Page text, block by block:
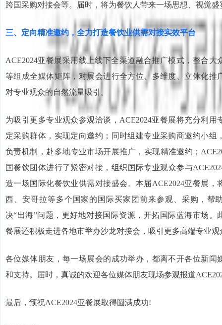
跨国采购对接会等。届时，将为餐饮人带来一场思想、视觉盛
三、定向精准邀约，全力打造餐饮业供需对接实效平台
ACE2024亚餐展采用线上线下全渠道融合推广模式，整合大
等组成全媒体矩阵，对展会进行全方位、多维度、立体化推
对专业观众的自然流量吸引。
为吸引更多专业观众参观洽谈，ACE2024亚餐展将充分利用
定采购群体，实现定向邀约；同时组建专业采购商邀约小组
负责机制，赴多地专业市场开展推广，实现精准邀约；
国餐饮团体进行了紧密对接，组织国际专业观众参与
造一场国际化餐饮业供需对接盛会。本届ACE2024亚餐展，
西、安哥拉等多个国家的国际买家团前来参观、采购，帮
决“出海”问题，更好地对接国际资源，开拓国际蓝海市场。
餐展还积极走进各地市举办沙龙对接会，吸引更多高端专业观
各位媒体朋友，每一场展会的成功举办，都离不开各位新闻
和支持。届时，真诚的欢迎各位媒体朋友现场参观报道
最后，预祝ACE2024亚餐展取得圆满成功!